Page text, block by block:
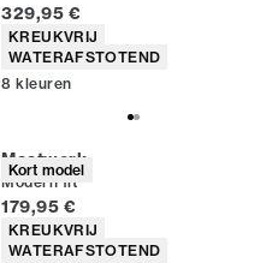
Huidige prijs
329,95 €
Producteigenschappen
KREUKVRIJ
WATERAFSTOTEND
8 kleuren
Kort model
Maatwerk
Modern fit
Huidige prijs
179,95 €
Producteigenschappen
KREUKVRIJ
WATERAFSTOTEND